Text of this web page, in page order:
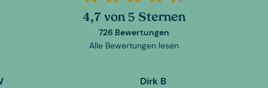
4,7 von 5 Sternen
726 Bewertungen
Alle Bewertungen lesen
Dirk B